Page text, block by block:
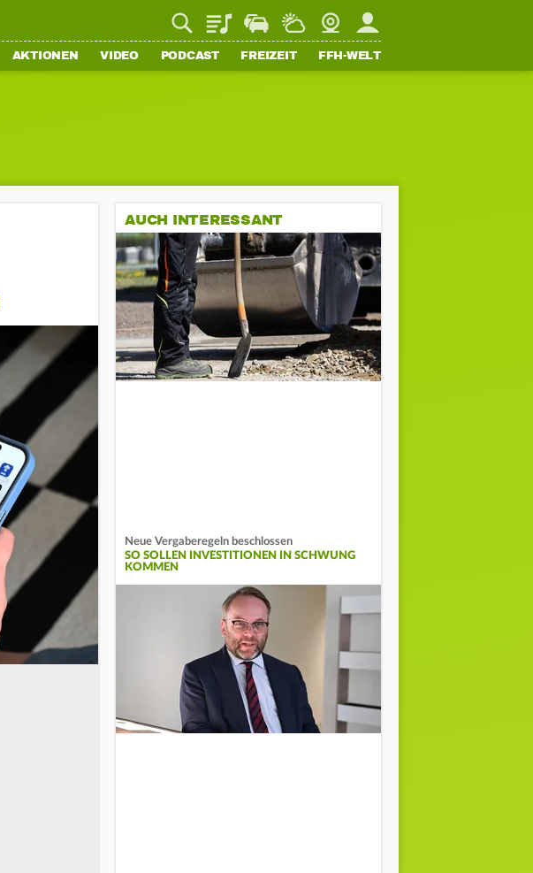
PlaylistStaupilotWetterWebcamMein FFH
AKTIONEN VIDEO PODCAST FREIZEIT FFH-WELT
AUCH INTERESSANT
Neue Vergaberegeln beschlossen
SO SOLLEN INVESTITIONEN IN SCHWUNG
KOMMEN